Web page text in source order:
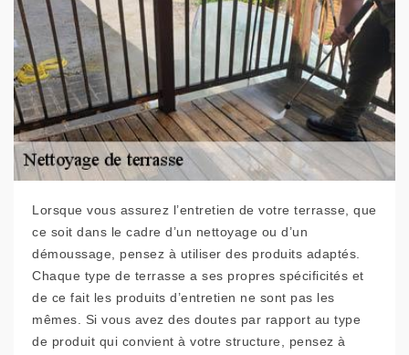
Lorsque vous assurez l’entretien de votre terrasse, que
ce soit dans le cadre d’un nettoyage ou d’un
démoussage, pensez à utiliser des produits adaptés.
Chaque type de terrasse a ses propres spécificités et
de ce fait les produits d’entretien ne sont pas les
mêmes. Si vous avez des doutes par rapport au type
de produit qui convient à votre structure, pensez à